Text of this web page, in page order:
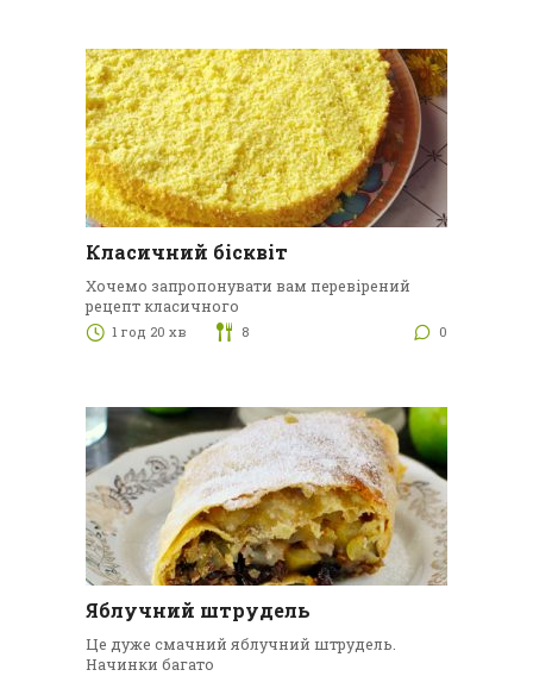
Класичний бісквіт
Хочемо запропонувати вам перевірений
рецепт класичного
1 год 20 хв 8 0
Яблучний штрудель
Це дуже смачний яблучний штрудель.
Начинки багато